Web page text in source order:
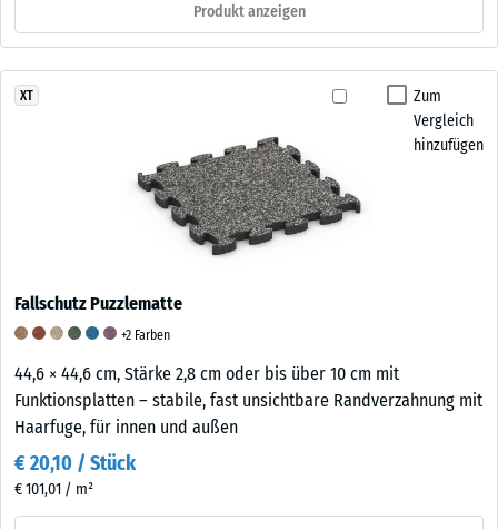
Produkt anzeigen
Zum
Vergleich
hinzufügen
XT
Fallschutz Puzzlematte
+2 Farben
44,6 × 44,6 cm, Stärke 2,8 cm oder bis über 10 cm mit
Funktionsplatten – stabile, fast unsichtbare Randverzahnung mit
Haarfuge, für innen und außen
€ 20,10 / Stück
€ 101,01 / m²